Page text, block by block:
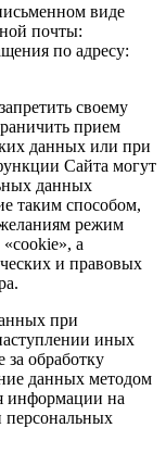
виде
почты:
по адресу:
своему
прием
данных или при
Сайта могут
данных
таким способом,
режим
а
и правовых
при
иных
за обработку
данных методом
информации на
персональных